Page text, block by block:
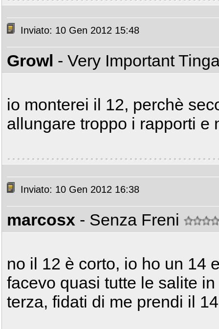
Inviato: 10 Gen 2012 15:48
Growl - Very Important
io monterei il 12, perchè
allungare troppo i rapporti e
Inviato: 10 Gen 2012 16:38
marcosx - Senza Freni
no il 12 è corto, io ho un 14
facevo quasi tutte le salite
terza, fidati di me prendi il